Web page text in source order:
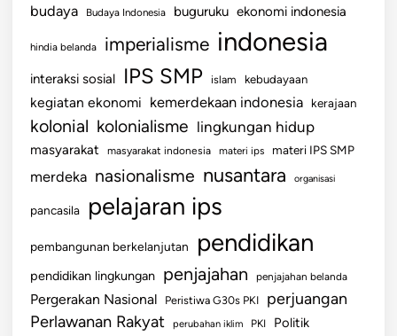
B
e
r
n
e
g
a
r
budaya Budaya Indonesia buguruku ekonomi indonesia
hindia belanda imperialisme indonesia
interaksi sosial IPS SMP islam kebudayaan
kegiatan ekonomi kemerdekaan indonesia kerajaan
kolonial kolonialisme lingkungan hidup
masyarakat masyarakat indonesia materi ips materi IPS SMP
merdeka nasionalisme nusantara organisasi
pancasila pelajaran ips
pembangunan berkelanjutan pendidikan
pendidikan lingkungan penjajahan penjajahan belanda
Pergerakan Nasional Peristiwa G30s PKI perjuangan
Perlawanan Rakyat perubahan iklim PKI Politik